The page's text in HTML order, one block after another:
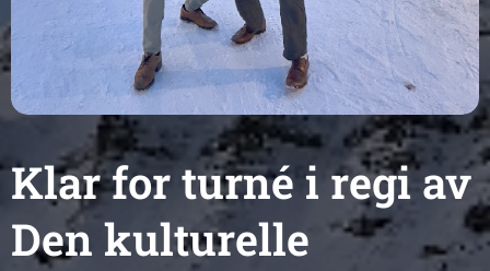
Klar for turné i regi av
Den kulturelle